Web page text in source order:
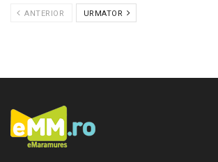
ANTERIOR URMATOR